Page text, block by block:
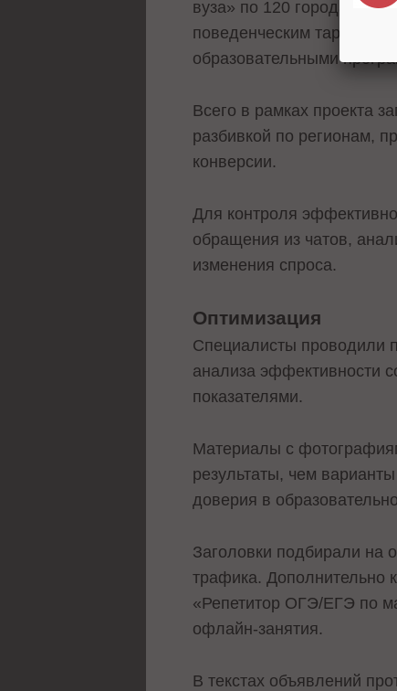
вуза» по 120 городам
поведенческим
образовательными
Всего в рамках проекта
разбивкой по регионам,
конверсии.
Для контроля
обращения из чатов,
изменения спроса.
Оптимизация
Специалисты проводили
анализа эффективности
показателями.
Материалы с
результаты, чем
доверия в
Заголовки подбирали на
трафика. Дополнительно
«Репетитор ОГЭ/ЕГЭ по
офлайн-занятия.
В текстах объявлений